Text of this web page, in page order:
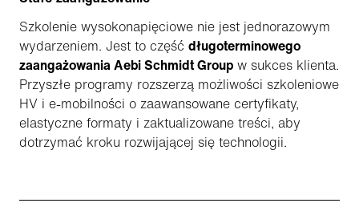
Szkolenie wysokonapięciowe nie jest jednorazowym
wydarzeniem. Jest to część długoterminowego
zaangażowania Aebi Schmidt Group w sukces klienta.
Przyszłe programy rozszerzą możliwości szkoleniowe
HV i e-mobilności o zaawansowane certyfikaty,
elastyczne formaty i zaktualizowane treści, aby
dotrzymać kroku rozwijającej się technologii.